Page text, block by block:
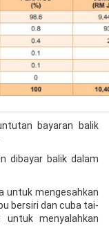
bayaran balik
dibayar balik dalam
untuk mengesahkan
bersiri dan cuba tai-
untuk menyalahkan